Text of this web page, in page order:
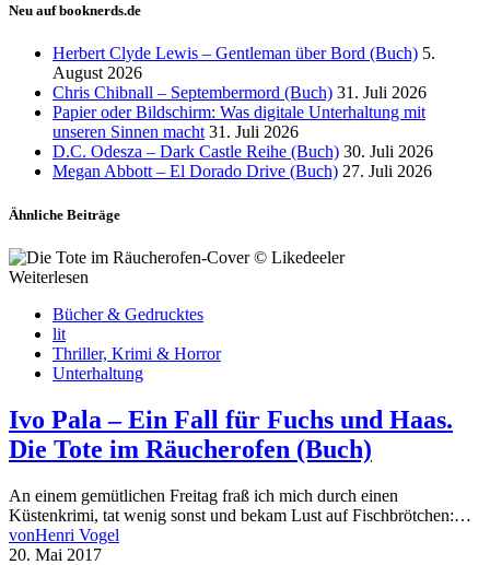
Neu auf booknerds.de
Herbert Clyde Lewis – Gentleman über Bord (Buch) 5.
August 2026
Chris Chibnall – Septembermord (Buch) 31. Juli 2026
Papier oder Bildschirm: Was digitale Unterhaltung mit
unseren Sinnen macht 31. Juli 2026
D.C. Odesza – Dark Castle Reihe (Buch) 30. Juli 2026
Megan Abbott – El Dorado Drive (Buch) 27. Juli 2026
Ähnliche Beiträge
Weiterlesen
Bücher & Gedrucktes
lit
Thriller, Krimi & Horror
Unterhaltung
Ivo Pala – Ein Fall für Fuchs und Haas.
Die Tote im Räucherofen (Buch)
An einem gemütlichen Freitag fraß ich mich durch einen
Küstenkrimi, tat wenig sonst und bekam Lust auf Fischbrötchen:…
vonHenri Vogel
20. Mai 2017